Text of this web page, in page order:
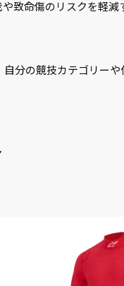
致命傷のリスクを軽減
分の競技カテゴリーや